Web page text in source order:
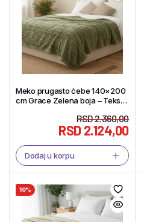
Meko prugasto ćebe 140×200
cm Grace Zelena boja – Tekstil
RSD2.360,00
RSD2.124,00
Dodaj u korpu
10%